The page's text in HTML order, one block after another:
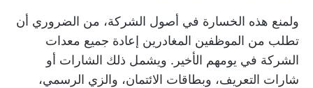
ولمنع هذه الخسارة في أصول الشركة، من الضروري أن
تطلب من الموظفين المغادرين إعادة جميع معدات
الشركة في يومهم الأخير. ويشمل ذلك الشارات أو
شارات التعريف، وبطاقات الائتمان، والزي الرسمي،